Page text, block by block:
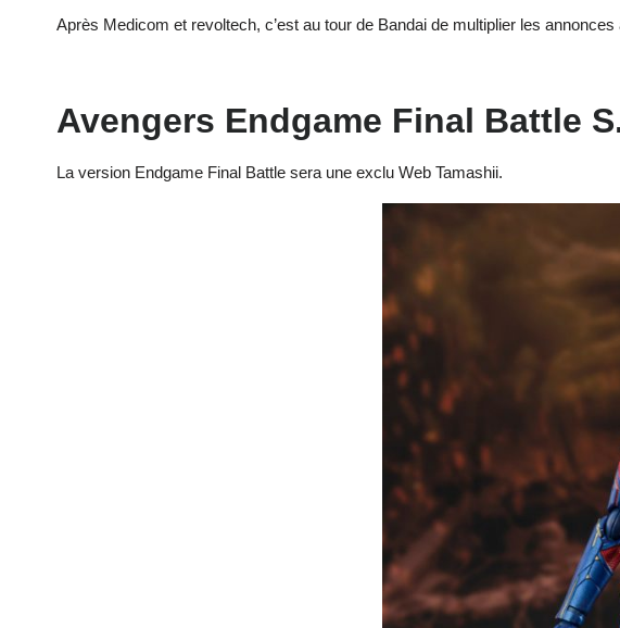
Après Medicom et revoltech, c’est au tour de Bandai de multiplier les
Avengers Endgame Final Battle
La version Endgame Final Battle sera une exclu Web Tamashii.